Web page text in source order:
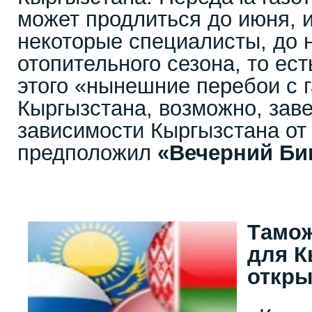
может продлиться до июня,
некоторые специалисты, до
отопительного сезона, то
этого «нынешние перебои с
Кыргызстана, возможно,
зависимости Кыргызстана
предположил «Вечерний
для